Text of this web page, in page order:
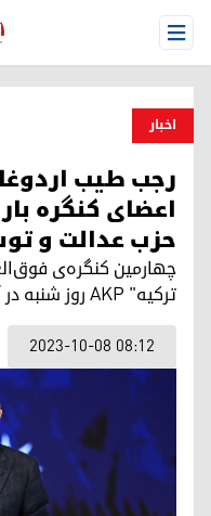
Open Menu
اخبار
رجب طیب
اعضای کنگره
حزب عدالت و
چهارمین کنگره‌ی
ترکیه" AKP روز شنبه در آنکارا آغاز شد
2023-10-08 08:12